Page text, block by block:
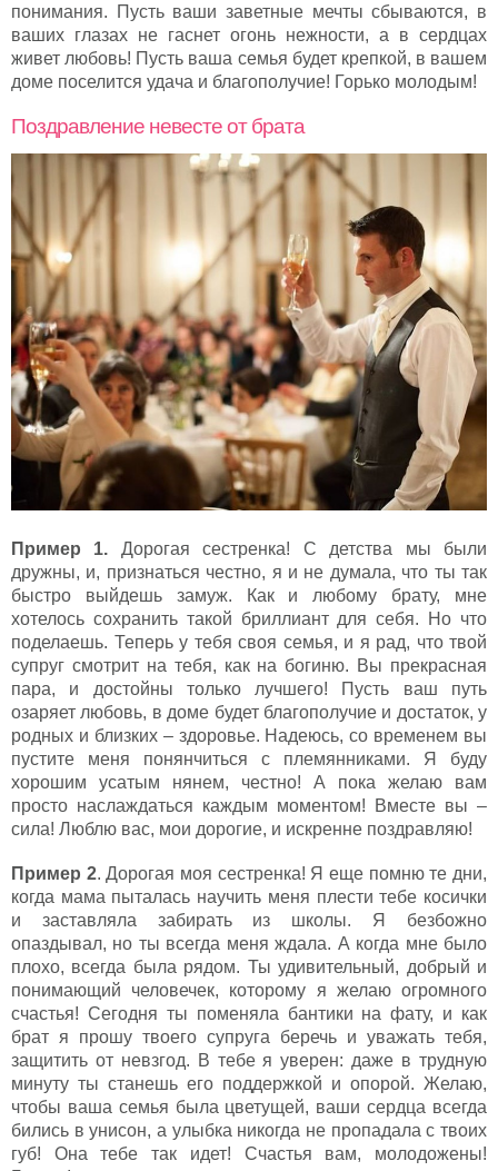
понимания. Пусть ваши заветные мечты сбываются, в
ваших глазах не гаснет огонь нежности, а в сердцах
живет любовь! Пусть ваша семья будет крепкой, в вашем
доме поселится удача и благополучие! Горько молодым!
Поздравление невесте от брата
Пример 1. Дорогая сестренка! С детства мы были
дружны, и, признаться честно, я и не думала, что ты так
быстро выйдешь замуж. Как и любому брату, мне
хотелось сохранить такой бриллиант для себя. Но что
поделаешь. Теперь у тебя своя семья, и я рад, что твой
супруг смотрит на тебя, как на богиню. Вы прекрасная
пара, и достойны только лучшего! Пусть ваш путь
озаряет любовь, в доме будет благополучие и достаток, у
родных и близких – здоровье. Надеюсь, со временем вы
пустите меня понянчиться с племянниками. Я буду
хорошим усатым нянем, честно! А пока желаю вам
просто наслаждаться каждым моментом! Вместе вы –
сила! Люблю вас, мои дорогие, и искренне поздравляю!
Пример 2. Дорогая моя сестренка! Я еще помню те дни,
когда мама пыталась научить меня плести тебе косички
и заставляла забирать из школы. Я безбожно
опаздывал, но ты всегда меня ждала. А когда мне было
плохо, всегда была рядом. Ты удивительный, добрый и
понимающий человечек, которому я желаю огромного
счастья! Сегодня ты поменяла бантики на фату, и как
брат я прошу твоего супруга беречь и уважать тебя,
защитить от невзгод. В тебе я уверен: даже в трудную
минуту ты станешь его поддержкой и опорой. Желаю,
чтобы ваша семья была цветущей, ваши сердца всегда
бились в унисон, а улыбка никогда не пропадала с твоих
губ! Она тебе так идет! Счастья вам, молодожены!